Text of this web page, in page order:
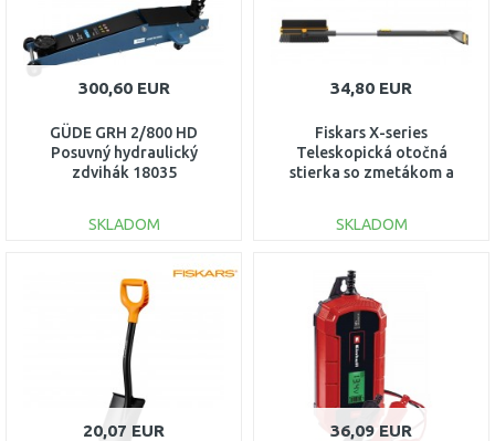
300,60 EUR
GÜDE GRH 2/800 HD
Posuvný hydraulický
zdvihák 18035
SKLADOM
DO KOŠÍKA
Porovnať
34,80 EUR
Fiskars X-series
Teleskopická otočná
stierka so zmetákom a
SKLADOM
DO KOŠÍKA
Porovnať
20,07 EUR 36,09 EUR